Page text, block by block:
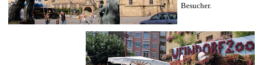
Besucher.